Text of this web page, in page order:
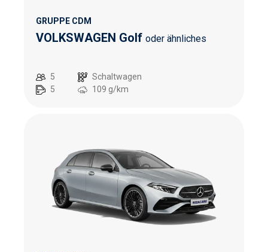
GRUPPE CDM
VOLKSWAGEN Golf oder ähnliches
5
5
Schaltwagen
109 g/km